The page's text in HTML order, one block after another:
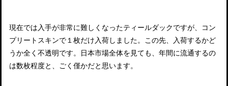
現在では入手が非常に難しくなったティールダックですが、コン
プリートスキンで１枚だけ入荷しました。この先、入荷するかど
うか全く不透明です。日本市場全体を見ても、年間に流通するの
は数枚程度と、ごく僅かだと思います。